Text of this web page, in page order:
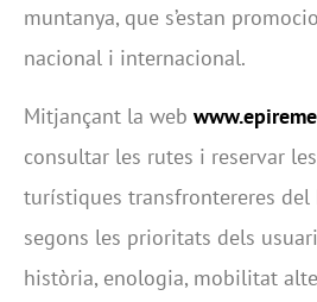
muntanya, que s’estan
nacional i internacional.
Mitjançant la web
consultar les rutes i reservar
turístiques transfrontereres del
segons les prioritats dels
història, enologia, mobilitat